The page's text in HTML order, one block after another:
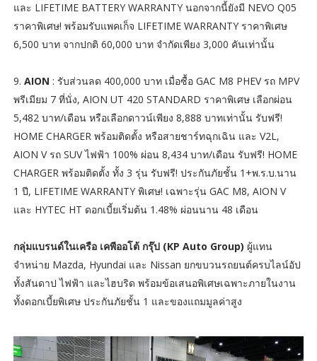
และ LIFETIME BATTERY WARRANTY นอกจากนี้ยังมี NEVO Q05
ราคาพิเศษ! พร้อมรับแพคเก็จ LIFETIME WARRANTY ราคาพิเศษ
6,500 บาท จากปกติ 60,000 บาท จำกัดเพียง 3,000 คันเท่านั้น
9. AION : รับส่วนลด 400,000 บาท เมื่อซื้อ GAC M8 PHEV รถ MPV
พรีเมียม 7 ที่นั่ง, AION UT 420 STANDARD ราคาพิเศษ เลือกผ่อน
5,482 บาท/เดือน หรือเลือกดาวน์เพียง 8,888 บาทเท่านั้น รับฟรี!
HOME CHARGER พร้อมติดตั้ง หรือสายชาร์ทฉุกเฉิน และ V2L,
AION V รถ SUV ไฟฟ้า 100% ผ่อน 8,434 บาท/เดือน รับฟรี! HOME
CHARGER พร้อมติดตั้ง ทั้ง 3 รุ่น รับฟรี! ประกันภัยชั้น 1+พ.ร.บ.นาน
1 ปี, LIFETIME WARRANTY พิเศษ! เฉพาะรุ่น GAC M8, AION V
และ HYTEC HT ดอกเบี้ยเริ่มต้น 1.48% ผ่อนนาน 48 เดือน
กลุ่มแบรนด์ในเครือ เคพีออโต้ กรุ๊ป (KP Auto Group) ผู้แทน
จำหน่าย Mazda, Hyundai และ Nissan ยกขบวนรถยนต์ครบไลน์อัป
ทั้งสันดาป ไฟฟ้า และไฮบริด พร้อมข้อเสนอพิเศษเฉพาะภายในงาน
ทั้งดอกเบี้ยพิเศษ ประกันภัยชั้น 1 และของแถมมูลค่าสูง